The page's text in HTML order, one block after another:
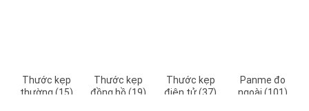
Thước kẹp
thường (15)
Thước kẹp
đồng hồ (19)
Thước kẹp
điện tử (37)
Panme đo
ngoài (101)